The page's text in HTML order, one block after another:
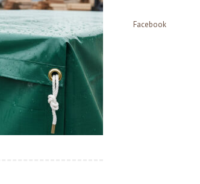
Facebook